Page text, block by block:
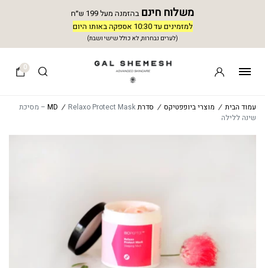
משלוח חינם בהזמנה מעל 199 ש״ח
למזמינים עד 10:30 אספקה באותו היום
(לערים נבחרות, לא כולל שישי ושבת)
0
עמוד הבית / מוצרי ביופפטיקס / סדרת MD /
Relaxo Protect Mask – מסיכת
שינה ללילה